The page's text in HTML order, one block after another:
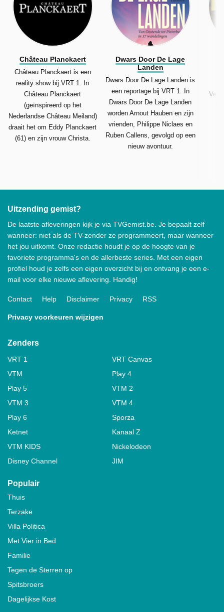
Château Planckaert
Château Planckaert is een
reality show bij VRT 1. In
Château Planckaert
(geïnspireerd op het
Nederlandse Château Meiland)
draait het om Eddy Planckaert
(61) en zijn vrouw Christa.
Dwars Door De Lage
Landen
Dwars Door De Lage Landen is
een reportage bij VRT 1. In
Dwars Door De Lage Landen
worden Arnout Hauben en zijn
vrienden, Philippe Niclaes en
Ruben Callens, gevolgd op een
nieuw avontuur.
Uitzending gemist?
De laatste afleveringen kijk je via TVGemist.be. Je bepaalt zelf
wanneer: niet als de TV-zender ze programmeert, maar wanneer
het jou uitkomt. Onze redactie houdt je op de hoogte van je
favoriete programma's en de allerbeste series. Met een eigen
profiel houd je zelfs een eigen overzicht bij en ontvang je een e-
mail voor elke nieuwe aflevering. Handig!
Contact Help Disclaimer Privacy RSS
Privacy voorkeuren wijzigen
Zenders
VRT 1
VRT Canvas
VTM
Play 4
Play 5
VTM 2
VTM 3
VTM 4
Play 6
Sporza
Ketnet
Kanaal Z
VTM KIDS
Nickelodeon
Disney Channel
JIM
Populair
Thuis
Terzake
Villa Politica
Met Vier in Bed
Familie
Tegen de Sterren op
Spitsbroers
Dagelijkse Kost